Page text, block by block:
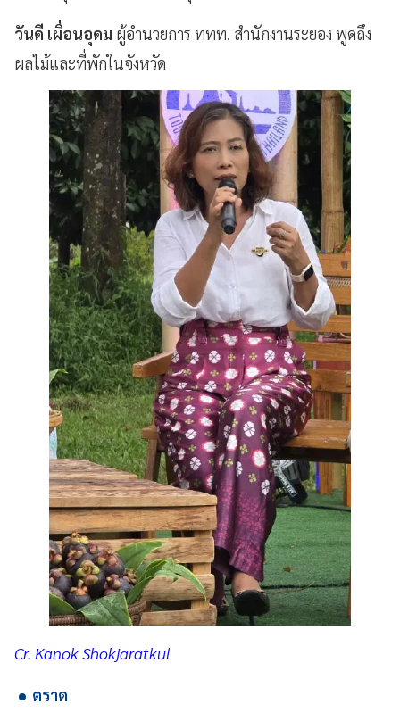
วันดี เผื่อนอุดม ผู้อำนวยการ ททท. สำนักงานระยอง พูดถึง
ผลไม้และที่พักในจังหวัด
Cr. Kanok Shokjaratkul
ตราด